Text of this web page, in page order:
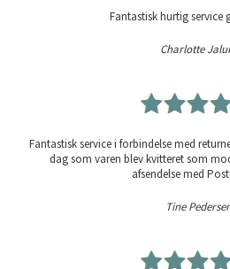
Fantastisk hurtig service
Charlotte
Fantastisk service i forbindelse med
dag som varen blev kvitteret som
afsendelse med
Tine